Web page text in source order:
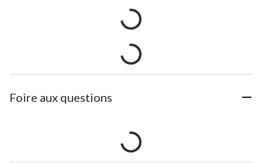
Foire aux questions